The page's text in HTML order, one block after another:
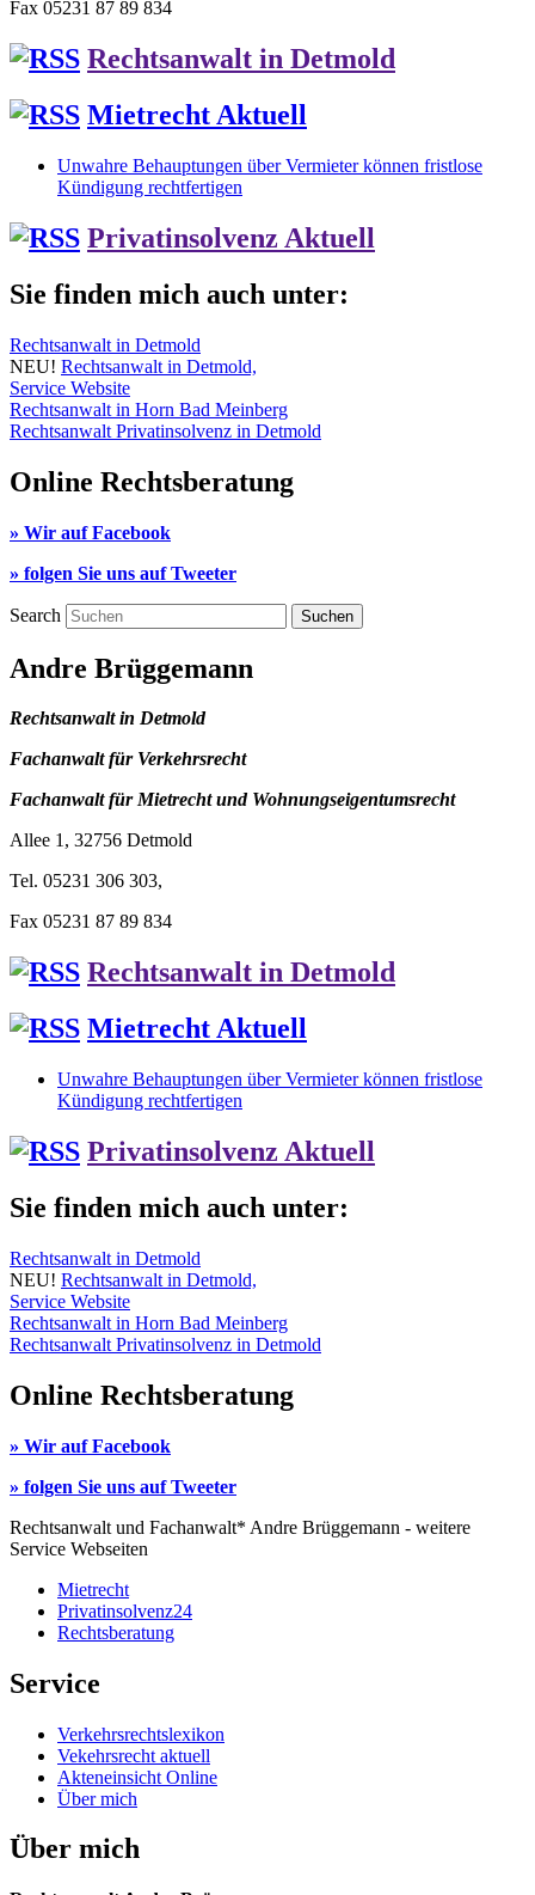
Fax 05231 87 89 834
Rechtsanwalt in Detmold
Mietrecht Aktuell
Unwahre Behauptungen über Vermieter können fristlose
Kündigung rechtfertigen
Privatinsolvenz Aktuell
Sie finden mich auch unter:
Rechtsanwalt in Detmold
NEU! Rechtsanwalt in Detmold,
Service Website
Rechtsanwalt in Horn Bad Meinberg
Rechtsanwalt Privatinsolvenz in Detmold
Online Rechtsberatung
» Wir auf Facebook
» folgen Sie uns auf Tweeter
Search
Andre Brüggemann
Rechtsanwalt in Detmold
Fachanwalt für Verkehrsrecht
Fachanwalt für Mietrecht und Wohnungseigentumsrecht
Allee 1, 32756 Detmold
Tel. 05231 306 303,
Fax 05231 87 89 834
Rechtsanwalt in Detmold
Mietrecht Aktuell
Unwahre Behauptungen über Vermieter können fristlose
Kündigung rechtfertigen
Privatinsolvenz Aktuell
Sie finden mich auch unter:
Rechtsanwalt in Detmold
NEU! Rechtsanwalt in Detmold,
Service Website
Rechtsanwalt in Horn Bad Meinberg
Rechtsanwalt Privatinsolvenz in Detmold
Online Rechtsberatung
» Wir auf Facebook
» folgen Sie uns auf Tweeter
Rechtsanwalt und Fachanwalt* Andre Brüggemann - weitere
Service Webseiten
Mietrecht
Privatinsolvenz24
Rechtsberatung
Service
Verkehrsrechtslexikon
Vekehrsrecht aktuell
Akteneinsicht Online
Über mich
Über mich